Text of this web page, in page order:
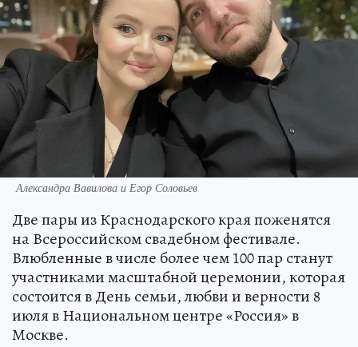
Александра Вавилова и Егор Соловьев
Две пары из Краснодарского края поженятся
на Всероссийском свадебном фестивале.
Влюбленные в числе более чем 100 пар станут
участниками масштабной церемонии, которая
состоится в День семьи, любви и верности 8
июля в Национальном центре «Россия» в
Москве.